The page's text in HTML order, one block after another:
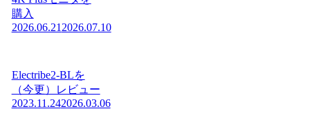
購入
2026.06.21 2026.07.10
Electribe2-BLを
（今更）レビュー
2023.11.242026.03.06